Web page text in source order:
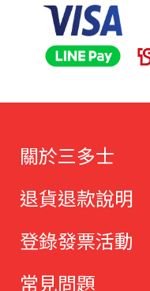
關於三多士
退貨退款說明
登錄發票活動
常見問題